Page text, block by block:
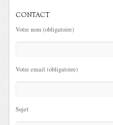
CONTACT
Votre nom (obligatoire)
Votre email (obligatoire)
Sujet